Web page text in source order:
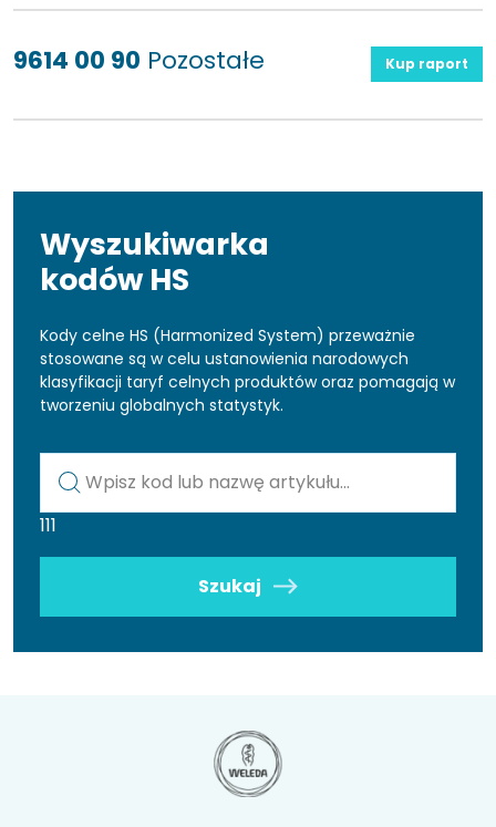
9614 00 90 Pozostałe Kup raport
Wyszukiwarka
kodów HS
Kody celne HS (Harmonized System) przeważnie
stosowane są w celu ustanowienia narodowych
klasyfikacji taryf celnych produktów oraz pomagają w
tworzeniu globalnych statystyk.
111
Szukaj